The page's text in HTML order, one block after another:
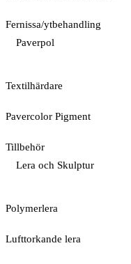
Fernissa/ytbehandling
Paverpol
Textilhärdare
Pavercolor Pigment
Tillbehör
Lera och Skulptur
Polymerlera
Lufttorkande lera